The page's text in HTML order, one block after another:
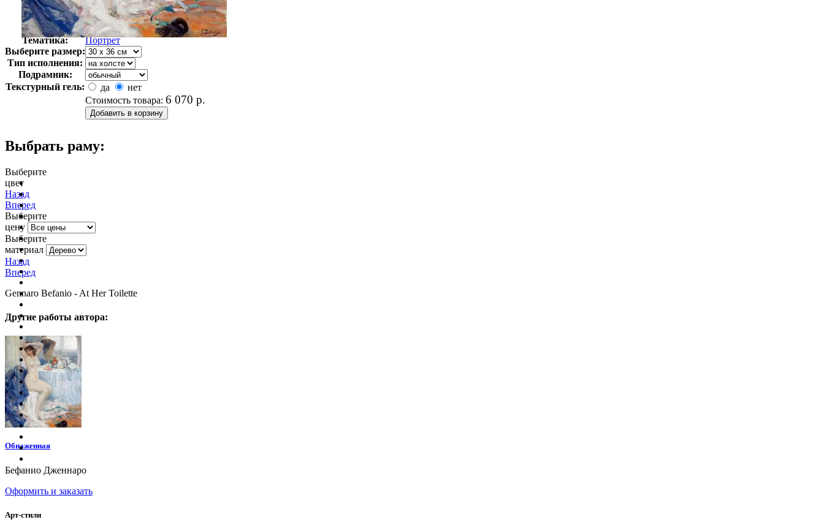
Автор:
Бефанио Дженнаро
Арт-стиль
Импрессионизм
Тематика:
Портрет
Выберите размер:
Тип исполнения:
Подрамник:
Текстурный гель:
да
нет
Стоимость товара: 6 070 р.
Выбрать раму:
Выберите
цвет
Назад
Вперед
Выберите
цену
Выберите
материал
Назад
Вперед
Gennaro Befanio - At Her Toilette
Другие работы автора:
Обнаженная
Бефанио Дженнаро
Оформить и заказать
Арт-стили